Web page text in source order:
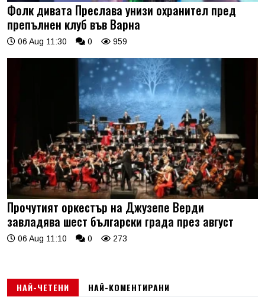
Фолк дивата Преслава унизи охранител пред
препълнен клуб във Варна
06 Aug 11:30 0 959
Прочутият оркестър на Джузепе Верди
завладява шест български града през август
06 Aug 11:10 0 273
НАЙ-ЧЕТЕНИ НАЙ-КОМЕНТИРАНИ